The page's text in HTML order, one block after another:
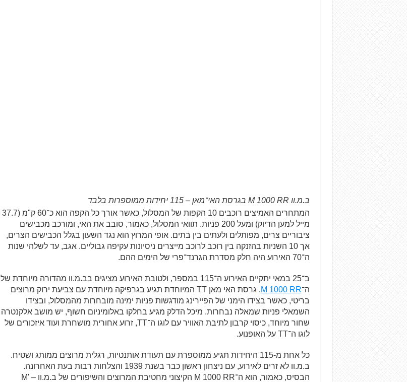
ב.מ.וו M 1000 RR בגרסת האי־מאן – 115 יחידות ממוספרות בלבד
המתחרים האמיצים רוכבים 10 הקפות של המסלול, כאשר אורך כל הקפה הוא כ־60 ק"מ (37.7
מייל למען הדיוק) ומעל 200 פניות. תוואי המסלול, כאמור, סובב את האי, ומורכב מכבישים
ציבוריים צרים, מפותלים ולעתים בין בתים. אופי המרוץ הוא נגד השעון בגלל הכבישים הצרים,
אך 10 השניות בהזנקה בין רוכב לרוכב מייצרים ניסיונות עקיפה גבוליים. אגב, עד לשלהי שנות
ה־70 האירוע היה חלק מסדרת הגרנד־פרי של הימים ההם.
ב־25 במאי יתקיים האירוע ה־115 במספר, ולטובת האירוע מציגים בב.מ.וו מהדורה מיוחדת של
ה־M 1000 RR
. גרסת האי מאן TT המיוחדת תגיע בגרפיקה מיוחדת עם צביעת ירוק מרוצים
בריטי, כאשר בצידו הימני של הפיירינג מודגשות פניות ימינה מובחרות מהמסלול, ובצידו
השמאלי פניות שמאלה נבחרות. מיכל הדלק מגיע בחלקו באלומיניום חשוף, יש מושב אלקנטרה
שחור מיוחד, כיסוי קרבון לתיבת האוויר עם לוגו ה־TT, זרוע אחורית מושחרת ועוד איזכורים של
לוגו ה־TT על האופנוע.
כל אחת מ-115 היחידות תגיע ממוספרת עם תעודת אותנטיות, רגלית מרוצים ממותג ושטיח.
ב.מ.וו לא זרים לאירוע, עם ניצחון ראשון כבר בשנת 1939 והצלחות רבות בעת האחרונה.
הבסיס, כאמור, הוא ה־M 1000 RR הקיצוני מחטיבת המרוצים והשיפורים של ב.מ.וו – 'M